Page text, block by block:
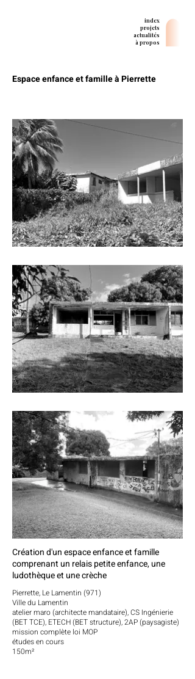
index
projets
actualités
à propos
Espace enfance et famille à Pierrette
Création d'un espace enfance et famille
comprenant un relais petite enfance, une
ludothèque et une crèche
Pierrette, Le Lamentin (971)
Ville du Lamentin
atelier maro (architecte mandataire), CS Ingénierie
(BET TCE), ETECH (BET structure), 2AP (paysagiste)
mission complète loi MOP
études en cours
150m²